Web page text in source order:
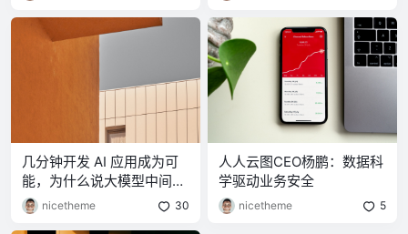
几分钟开发 AI 应用成为可
能，为什么说大模型中间件
是 AI 必备软件？
nicetheme 30
人人云图CEO杨鹏：数据科
学驱动业务安全
nicetheme 5